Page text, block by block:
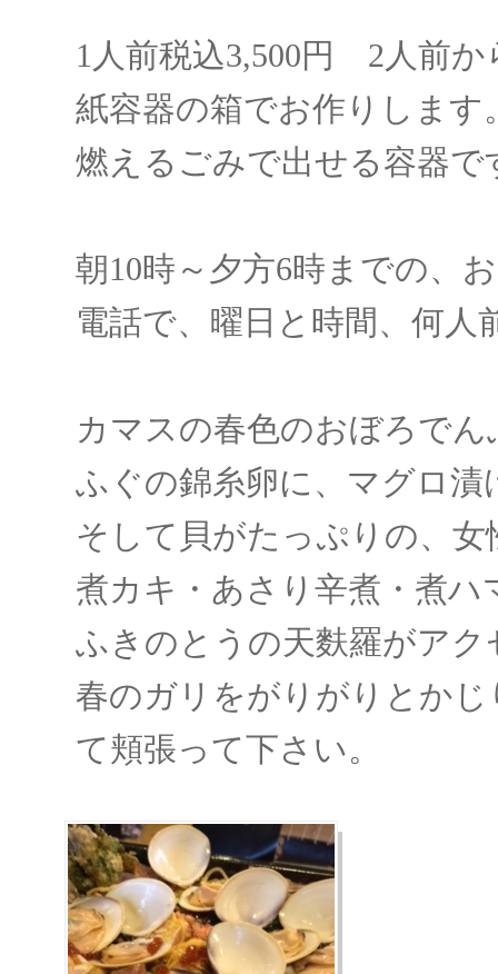
1人前税込3,500円 2人前か
紙容器の箱でお作りします
燃えるごみで出せる容器で
朝10時～夕方6時までの、
電話で、曜日と時間、何人
カマスの春色のおぼろで
ふぐの錦糸卵に、マグロ漬
そして貝がたっぷりの、
煮カキ・あさり辛煮・煮ハ
ふきのとうの天麩羅がアク
春のガリをがりがりとか
て頬張って下さい。